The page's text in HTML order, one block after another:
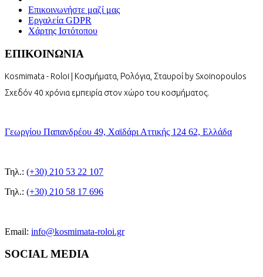
Επικοινωνήστε μαζί μας
Εργαλεία GDPR
Χάρτης Ιστότοπου
ΕΠΙΚΟΙΝΩΝΙΑ
Kosmimata - Roloi | Κοσμήματα, Ρολόγια, Σταυροί by Sxoinopoulos
Σχεδόν 40 χρόνια εμπειρία στον χώρο του κοσμήματος.
Γεωργίου Παπανδρέου 49, Χαϊδάρι Αττικής 124 62, Ελλάδα
Τηλ.: (+30) 210 53 22 107
Τηλ.: (+30) 210 58 17 696
Email: info@kosmimata-roloi.gr
SOCIAL MEDIA